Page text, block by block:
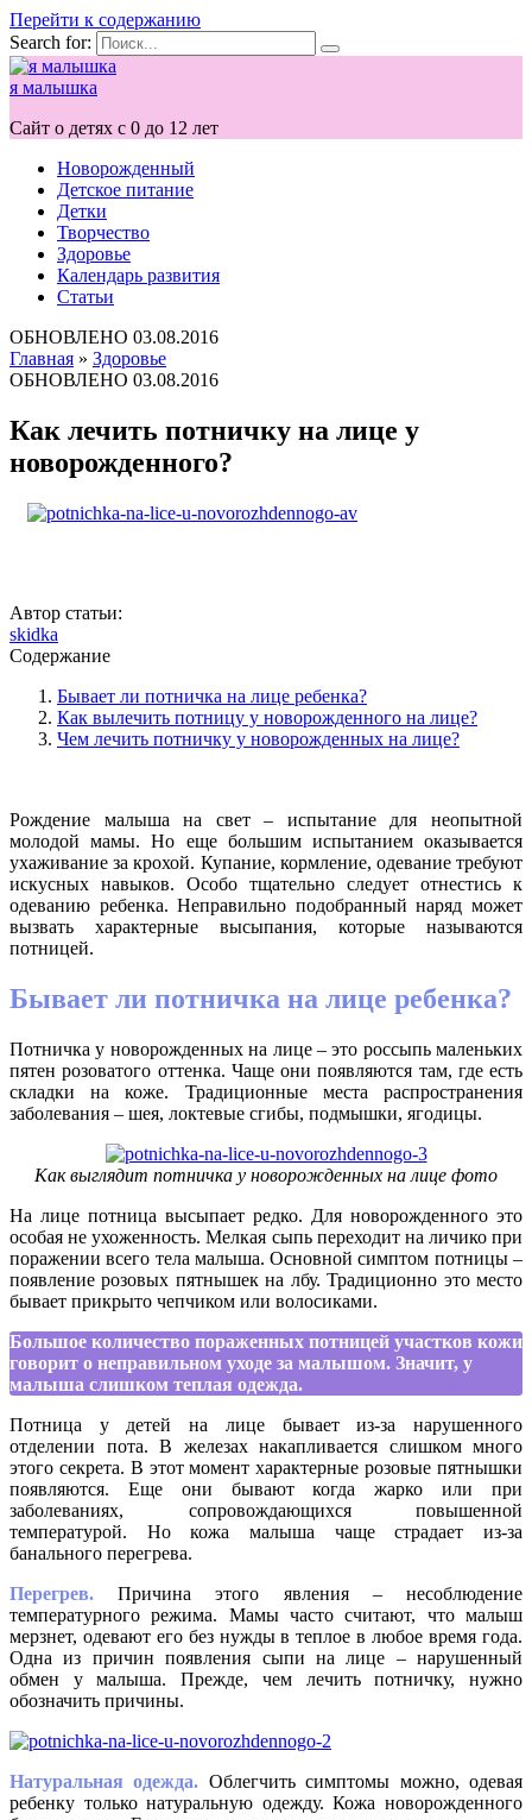
Перейти к содержанию
Search for:
я малышка
Сайт о детях с 0 до 12 лет
Новорожденный
Детское питание
Детки
Творчество
Здоровье
Календарь развития
Статьи
ОБНОВЛЕНО 03.08.2016
Главная » Здоровье
ОБНОВЛЕНО 03.08.2016
Как лечить потничку на лице у
новорожденного?
Автор статьи:
skidka
Содержание
Бывает ли потничка на лице ребенка?
Как вылечить потницу у новорожденного на лице?
Чем лечить потничку у новорожденных на лице?
Рождение малыша на свет – испытание для неопытной
молодой мамы. Но еще большим испытанием оказывается
ухаживание за крохой. Купание, кормление, одевание требуют
искусных навыков. Особо тщательно следует отнестись к
одеванию ребенка. Неправильно подобранный наряд может
вызвать характерные высыпания, которые называются
потницей.
Бывает ли потничка на лице ребенка?
Потничка у новорожденных на лице – это россыпь маленьких
пятен розоватого оттенка. Чаще они появляются там, где есть
складки на коже. Традиционные места распространения
заболевания – шея, локтевые сгибы, подмышки, ягодицы.
Как выглядит потничка у новорожденных на лице фото
На лице потница высыпает редко. Для новорожденного это
особая не ухоженность. Мелкая сыпь переходит на личико при
поражении всего тела малыша. Основной симптом потницы –
появление розовых пятнышек на лбу. Традиционно это место
бывает прикрыто чепчиком или волосиками.
Большое количество пораженных потницей участков кожи
говорит о неправильном уходе за малышом. Значит, у
малыша слишком теплая одежда.
Потница у детей на лице бывает из-за нарушенного
отделении пота. В железах накапливается слишком много
этого секрета. В этот момент характерные розовые пятнышки
появляются. Еще они бывают когда жарко или при
заболеваниях, сопровождающихся повышенной
температурой. Но кожа малыша чаще страдает из-за
банального перегрева.
Перегрев. Причина этого явления – несоблюдение
температурного режима. Мамы часто считают, что малыш
мерзнет, одевают его без нужды в теплое в любое время года.
Одна из причин появления сыпи на лице – нарушенный
обмен у малыша. Прежде, чем лечить потничку, нужно
обозначить причины.
Натуральная одежда. Облегчить симптомы можно, одевая
ребенку только натуральную одежду. Кожа новорожденного